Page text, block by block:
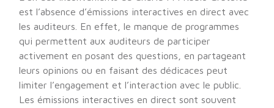
est l’absence d’émissions interactives en direct avec
les auditeurs. En effet, le manque de programmes
qui permettent aux auditeurs de participer
activement en posant des questions, en partageant
leurs opinions ou en faisant des dédicaces peut
limiter l’engagement et l’interaction avec le public.
Les émissions interactives en direct sont souvent